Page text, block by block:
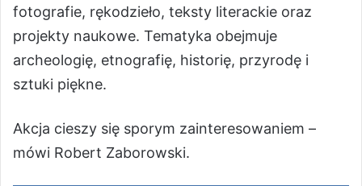
fotografie, rękodzieło, teksty literackie oraz
projekty naukowe. Tematyka obejmuje
archeologię, etnografię, historię, przyrodę i
sztuki piękne.
Akcja cieszy się sporym zainteresowaniem –
mówi Robert Zaborowski.